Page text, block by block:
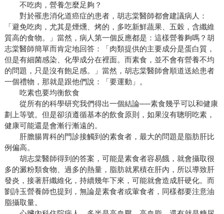
不吃肉，營養怎麼足夠？
對於罹患消化道癌症的患者，胡志棠醫師都會建議病人：
「避免吃肉，尤其是煙燻、烤的，多吃新鮮蔬果、五榖，含纖維
質高的食物。」當然，病人第一個反應都是：這樣營養夠嗎？胡
志棠醫師簡單而肯定地回答：「肉類提供的主要成分是蛋白質，
但是有細菌感染、化學成分在裡面。而素食，並不會有營養不均
的問題，只是沒有飽足感。」當然，胡志棠醫師會順道送給患者
一個禮物，那就是跟他們說：「要運動」。
吃素也要均衡飲食
從所有的科學研究我們得出一個結論──素食幾乎可以和健康
劃上等號。但是卻須遵循基本的飲食原則，如果沒有聰明吃素，
健康可能還是會漸行漸遠的。
肝膽腸胃科的門診接觸到的素食者，最大的問題是脂肪肝比
例偏高。
胡志棠醫師得到的答案，可能是素食者容易餓，就會攝取很
多的澱粉類食物、過多的熱量，脂肪就累積在肝內，所以導致肝
發炎，接著肝纖維化，持續幾年下來，可能就會造成肝硬化。而
劉詩玉營養師也提到，無論是素食者或葷食者，同樣都要注意油
脂攝取量。